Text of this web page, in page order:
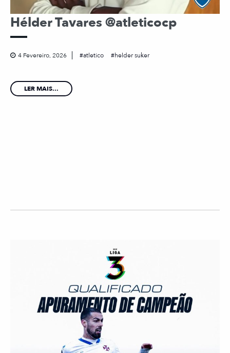
Hélder Tavares @atleticocp
4 Fevereiro, 2026 atletico helder suker
LER MAIS...